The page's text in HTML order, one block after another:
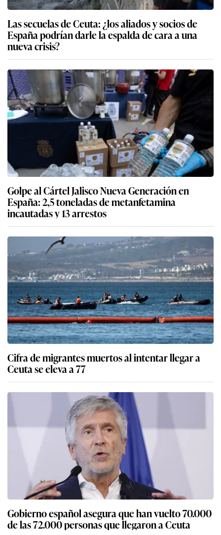
Las secuelas de Ceuta: ¿los aliados y socios de
España podrían darle la espalda de cara a una
nueva crisis?
Golpe al Cártel Jalisco Nueva Generación en
España: 2,5 toneladas de metanfetamina
incautadas y 13 arrestos
Cifra de migrantes muertos al intentar llegar a
Ceuta se eleva a 77
Gobierno español asegura que han vuelto 70.000
de las 72.000 personas que llegaron a Ceuta